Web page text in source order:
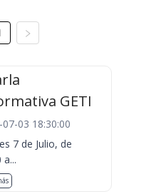
GETI
07-03 18:30:00
7 de Julio, de
a...